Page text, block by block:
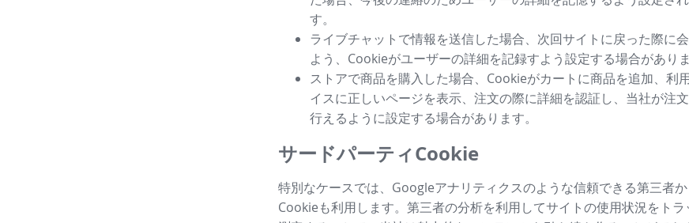
す。
ライブチャットで情報を送信した場合、次回サイトに戻った際に
よう、Cookieがユーザーの詳細を記録すよう設定する場合がありま
ストアで商品を購入した場合、Cookieがカートに商品を追加、利
イスに正しいページを表示、注文の際に詳細を認証し、当社が注
行えるように設定する場合があります。
サードパーティCookie
特別なケースでは、Googleアナリティクスのような信頼できる第三者
Cookieも利用します。第三者の分析を利用してサイトの使用状況をトラ